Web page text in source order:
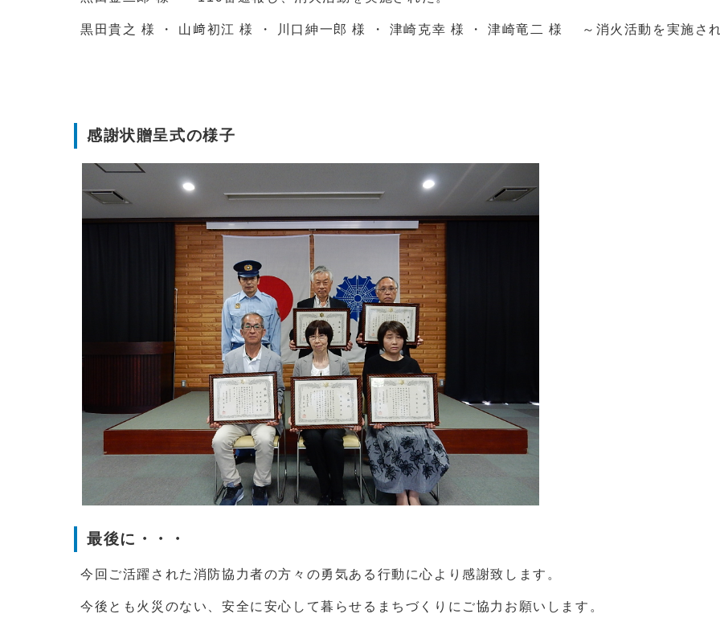
黒田貴之 様 ・ 山﨑初江 様 ・ 川口紳一郎 様 ・ 津崎克幸 様 ・ 津崎竜二 様 ～消火活動を実施され
感謝状贈呈式の様子
最後に・・・
今回ご活躍された消防協力者の方々の勇気ある行動に心より感謝致します。
今後とも火災のない、安全に安心して暮らせるまちづくりにご協力お願いします。